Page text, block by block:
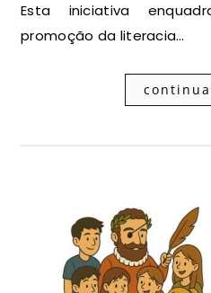
Esta iniciativa
promoção da literacia…